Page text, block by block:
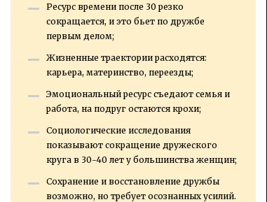
Ресурс времени после 30 резко
сокращается, и это бьет по дружбе
первым делом;
Жизненные траектории расходятся:
карьера, материнство, переезды;
Эмоциональный ресурс съедают семья и
работа, на подруг остаются крохи;
Социологические исследования
показывают сокращение дружеского
круга в 30-40 лет у большинства женщин;
Сохранение и восстановление дружбы
возможно, но требует осознанных усилий.